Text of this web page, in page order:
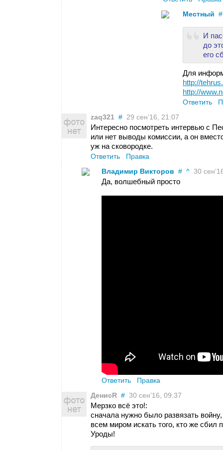
Местный #
И
до
его
Для
http://
http://
Ответить
zaq321 # 29 сен’16, 21:07
Интересно посмотреть интервью с
или нет выводы комиссии, а он
уж на сковородке.
Ответить
Правка
Владимир Викторов # ^ 30
Да, волшебный просто
Ответить
Правка
ДенисR # 30 сен’16, 09:37
Мерзко всё это!:
сначала нужно было развязать
всем миром искать того, кто же сбил
Уроды!